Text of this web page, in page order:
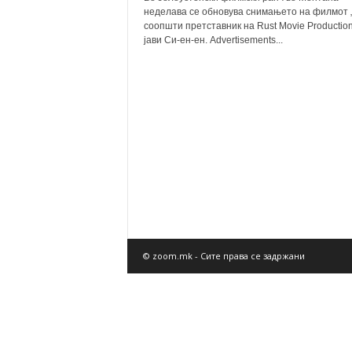
неделава се обновува снимањето на филмот
соопшти претставник на Rust Movie
јави Си-ен-ен. Advertisements...
© zoom.mk - Сите права се задржани